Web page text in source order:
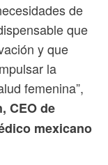
de
que
y que
la
femenina”,
CEO de
mexicano